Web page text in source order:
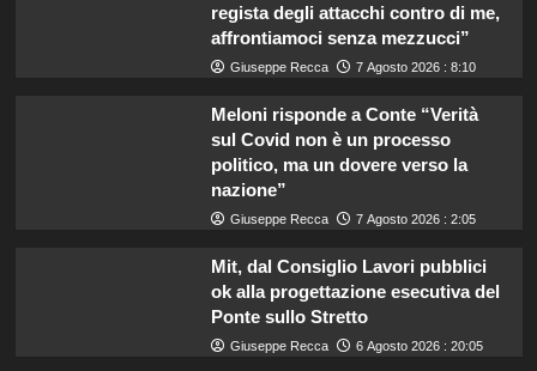
regista degli attacchi contro di me,
affrontiamoci senza mezzucci”
Giuseppe Recca 7 Agosto 2026 : 8:10
Meloni risponde a Conte “Verità
sul Covid non è un processo
politico, ma un dovere verso la
nazione”
Giuseppe Recca 7 Agosto 2026 : 2:05
Mit, dal Consiglio Lavori pubblici
ok alla progettazione esecutiva del
Ponte sullo Stretto
Giuseppe Recca 6 Agosto 2026 : 20:05